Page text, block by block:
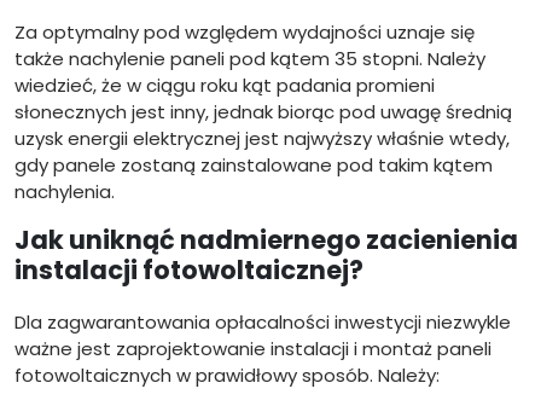
Za optymalny pod względem wydajności uznaje się
także nachylenie paneli pod kątem 35 stopni. Należy
wiedzieć, że w ciągu roku kąt padania promieni
słonecznych jest inny, jednak biorąc pod uwagę średnią
uzysk energii elektrycznej jest najwyższy właśnie wtedy,
gdy panele zostaną zainstalowane pod takim kątem
nachylenia.
Jak uniknąć nadmiernego zacienienia
instalacji fotowoltaicznej?
Dla zagwarantowania opłacalności inwestycji niezwykle
ważne jest zaprojektowanie instalacji i montaż paneli
fotowoltaicznych w prawidłowy sposób. Należy: